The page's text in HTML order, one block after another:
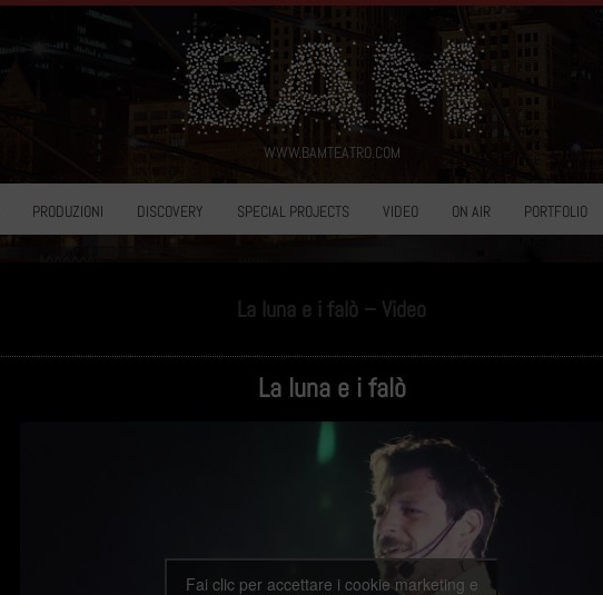
WWW.BAMTEATRO.COM
PRODUZIONI DISCOVERY SPECIAL PROJECTS VIDEO ON AIR PORTFOLIO
La luna e i falò – Video
La luna e i falò
Fai clic per accettare i cookie marketing e